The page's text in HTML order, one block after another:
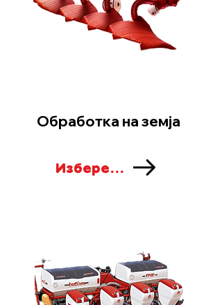
Обработка на земја
Изберете